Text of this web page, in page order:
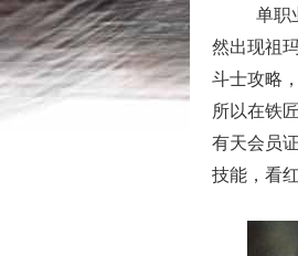
单职
然出现祖
斗士攻略
所以在铁
有天会员
技能，看